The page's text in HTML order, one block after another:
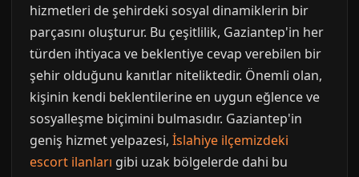
hizmetleri de şehirdeki sosyal dinamiklerin bir
parçasını oluşturur. Bu çeşitlilik, Gaziantep'in her
türden ihtiyaca ve beklentiye cevap verebilen bir
şehir olduğunu kanıtlar niteliktedir. Önemli olan,
kişinin kendi beklentilerine en uygun eğlence ve
sosyalleşme biçimini bulmasıdır. Gaziantep'in
geniş hizmet yelpazesi, İslahiye ilçemizdeki
escort ilanları gibi uzak bölgelerde dahi bu